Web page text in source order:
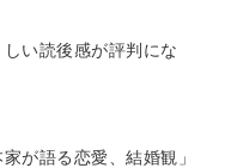
い読後感が評判にな
が語る恋愛、結婚観」